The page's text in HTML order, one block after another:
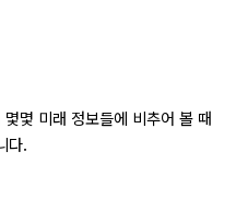
몇 미래 정보들에 비추어 볼 때
다.